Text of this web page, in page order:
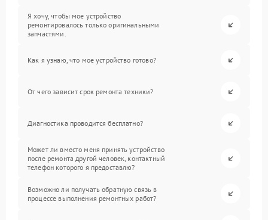
Я хочу, чтобы мое устройство
ремонтировалось только оригинальными
запчастями.
Как я узнаю, что мое устройство готово?
От чего зависит срок ремонта техники?
Диагностика проводится бесплатно?
Может ли вместо меня принять устройство
после ремонта другой человек, контактный
телефон которого я предоставлю?
Возможно ли получать обратную связь в
процессе выполнения ремонтных работ?